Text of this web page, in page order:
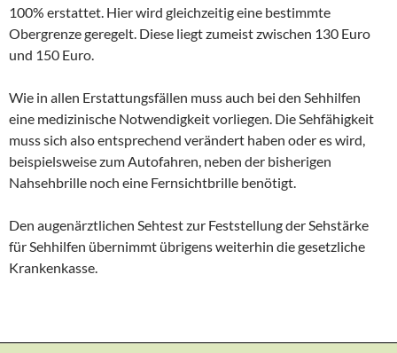
100% erstattet. Hier wird gleichzeitig eine bestimmte
Obergrenze geregelt. Diese liegt zumeist zwischen 130 Euro
und 150 Euro.
Wie in allen Erstattungsfällen muss auch bei den Sehhilfen
eine medizinische Notwendigkeit vorliegen. Die Sehfähigkeit
muss sich also entsprechend verändert haben oder es wird,
beispielsweise zum Autofahren, neben der bisherigen
Nahsehbrille noch eine Fernsichtbrille benötigt.
Den augenärztlichen Sehtest zur Feststellung der Sehstärke
für Sehhilfen übernimmt übrigens weiterhin die gesetzliche
Krankenkasse.